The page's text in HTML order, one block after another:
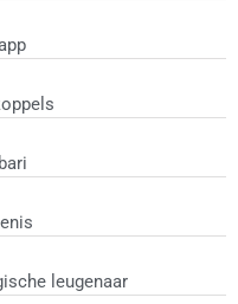
leugenaar